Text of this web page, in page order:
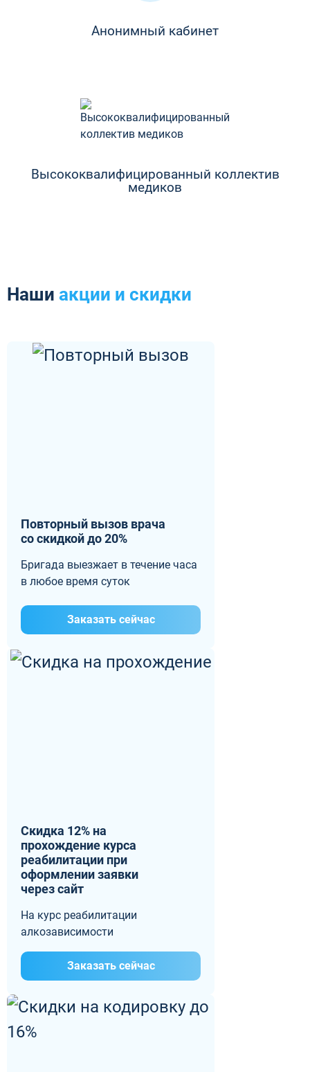
Анонимный кабинет
Высококвалифицированный коллектив
медиков
Наши акции и скидки
Повторный вызов врача
со скидкой до 20%
Бригада выезжает в течение часа
в любое время суток
Заказать сейчас
Скидка 12% на
прохождение курса
реабилитации при
оформлении заявки
через сайт
На курс реабилитации
алкозависимости
Заказать сейчас